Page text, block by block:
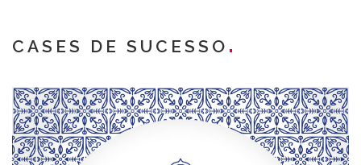
CASES DE SUCESSO